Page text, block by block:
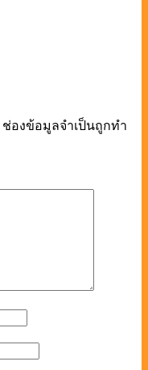
ช่องข้อมูลจำเป็นถูกทำ